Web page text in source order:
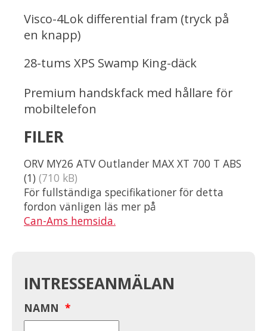
Visco-4Lok differential fram (tryck på
en knapp)
28-tums XPS Swamp King-däck
Premium handskfack med hållare för
mobiltelefon
FILER
ORV MY26 ATV Outlander MAX XT 700 T ABS
(1) (710 kB)
För fullständiga specifikationer för detta
fordon vänligen läs mer på
Can-Ams hemsida.
INTRESSEANMÄLAN
NAMN *